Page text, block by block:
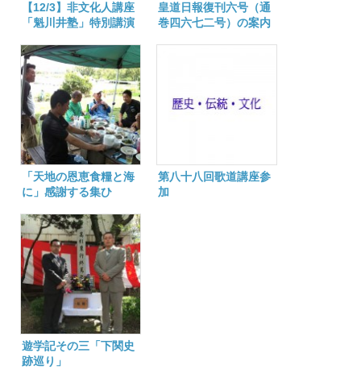
【12/3】非文化人講座
「魁川井塾」特別講演
皇道日報復刊六号（通
巻四六七二号）の案内
「天地の恩恵食糧と海
に」感謝する集ひ
第八十八回歌道講座参
加
遊学記その三「下関史
跡巡り」